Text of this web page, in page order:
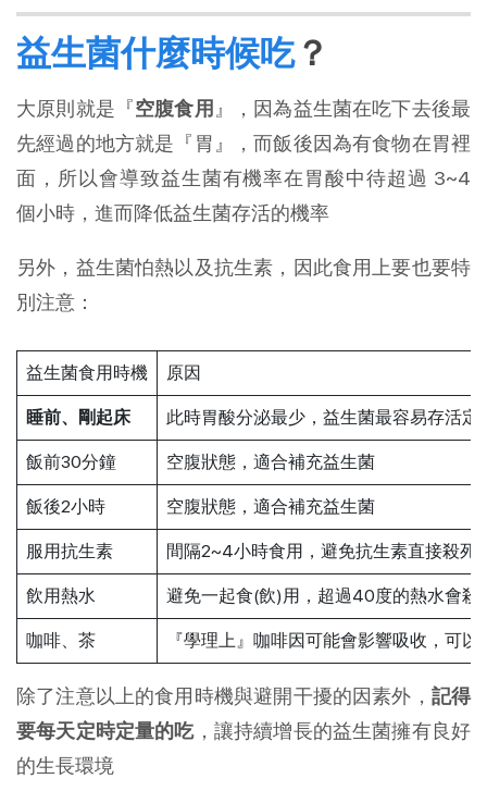
益生菌什麼時候吃？
大原則就是『空腹食用 』，因為益生菌在吃下去後最
先經過的地方就是『胃』，而飯後因為有食物在胃裡
面，所以會導致益生菌有機率在胃酸中待超過 3~4
個小時，進而降低益生菌存活的機率
另外，益生菌怕熱以及抗生素，因此食用上要也要特
別注意：
益生菌食用時機 原因
睡前、剛起床 此時胃酸分泌最少，益生菌最容易存活定
飯前30分鐘 空腹狀態，適合補充益生菌
飯後2小時 空腹狀態，適合補充益生菌
服用抗生素 間隔2~4小時食用，避免抗生素直接殺死
飲用熱水 避免一起食(飲)用，超過40度的熱水會殺
咖啡、茶 『學理上』咖啡因可能會影響吸收，可
除了注意以上的食用時機與避開干擾的因素外， 記得
要每天定時定量的吃，讓持續增長的益生菌擁有良好
的生長環境